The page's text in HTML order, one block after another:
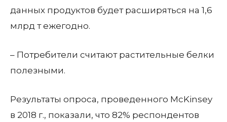
данных продуктов будет расширяться на 1,6
млрд т ежегодно.
– Потребители считают растительные белки
полезными.
Результаты опроса, проведенного McKinsey
в 2018 г., показали, что 82% респондентов